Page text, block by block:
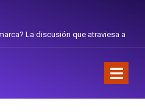
La discusión que atraviesa a